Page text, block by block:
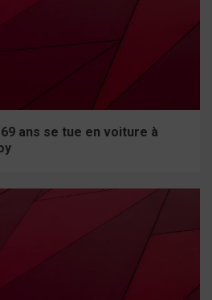
ans se tue en voiture à